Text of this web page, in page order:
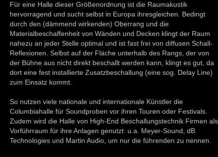
Für eine Halle dieser Größenordnung ist die Raumakustik
hervorragend und sucht selbst in Europa ihresgleichen. Bedingt
durch den (dämmend wirkenden) Oberrang und die
Materialbeschaffenheit von Wänden und Decken klingt der Raum
nahezu an jeder Stelle optimal und ist fast frei von diffusen Schall-
Reflexionen. Selbst auf der Fläche unterhalb des Rangs, der von
der Bühne aus nicht direkt beschallt werden kann, klingt es gut, da
dort eine fest installierte Zusatzbeschallung (eine sog. Delay Line)
zum Einsatz kommt.
So nutzen viele nationale und internationale Künstler die
Columbiahalle für Soundproben vor ihren Touren oder Festivals.
Zudem wird die Halle von High-End Beschallungstechnik Firmen als
Vorführraum für ihre Anlagen genutzt: u.a. Meyer-Sound, dB
Technologies und Martin Audio, um nur die führenden zu nennen.